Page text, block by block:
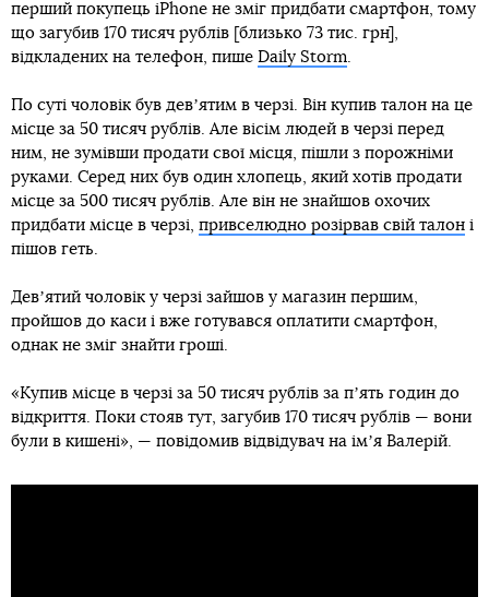
перший покупець iPhone не зміг придбати смартфон, тому
що загубив 170 тисяч рублів [близько 73 тис. грн],
відкладених на телефон, пише Daily Storm.
По суті чоловік був девʼятим в черзі. Він купив талон на це
місце за 50 тисяч рублів. Але вісім людей в черзі перед
ним, не зумівши продати свої місця, пішли з порожніми
руками. Серед них був один хлопець, який хотів продати
місце за 500 тисяч рублів. Але він не знайшов охочих
придбати місце в черзі, привселюдно розірвав свій талон і
пішов геть.
Девʼятий чоловік у черзі зайшов у магазин першим,
пройшов до каси і вже готувався оплатити смартфон,
однак не зміг знайти гроші.
«Купив місце в черзі за 50 тисяч рублів за пʼять годин до
відкриття. Поки стояв тут, загубив 170 тисяч рублів — вони
були в кишені», — повідомив відвідувач на імʼя Валерій.